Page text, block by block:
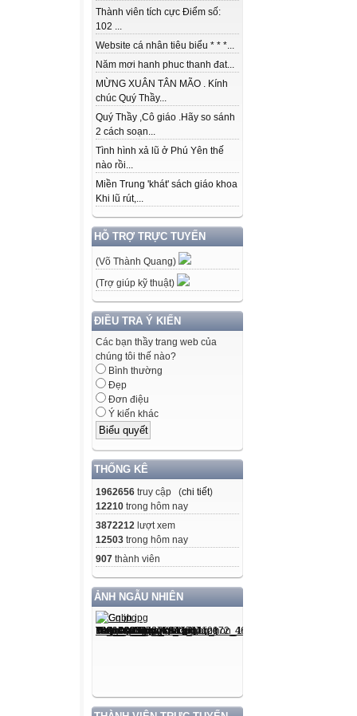
Thành viên tích cực Điểm số:
102 ...
Website cá nhân tiêu biểu * * *...
Năm mơi hanh phuc thanh đat...
MỪNG XUÂN TÂN MÃO . Kính
chúc Quý Thầy...
Quý Thầy ,Cô giáo .Hãy so sánh
2 cách soạn...
Tình hình xả lũ ở Phú Yên thế
nào rồi...
Miền Trung 'khát' sách giáo khoa
Khi lũ rút,...
HỖ TRỢ TRỰC TUYẾN
(Võ Thành Quang)
(Trợ giúp kỹ thuật)
ĐIỀU TRA Ý KIẾN
Các bạn thầy trang web của
chúng tôi thế nào?
Bình thường
Đẹp
Đơn điệu
Ý kiến khác
THỐNG KÊ
1962656 truy cập (chi tiết)
12210 trong hôm nay
3872212 lượt xem
12503 trong hôm nay
907 thành viên
ẢNH NGẪU NHIÊN